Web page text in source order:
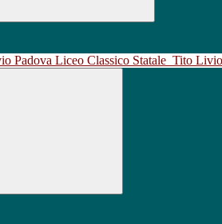
Liceo Classico Statale Tito Livio